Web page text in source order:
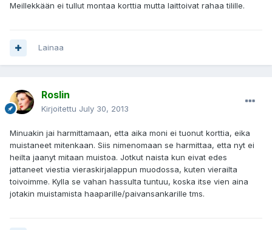
Meillekkään ei tullut montaa korttia mutta laittoivat rahaa tilille.
Lainaa
Roslin
Kirjoitettu July 30, 2013
Minuakin jai harmittamaan, etta aika moni ei tuonut korttia, eika
muistaneet mitenkaan. Siis nimenomaan se harmittaa, etta nyt ei
heilta jaanyt mitaan muistoa. Jotkut naista kun eivat edes
jattaneet viestia vieraskirjalappun muodossa, kuten vierailta
toivoimme. Kylla se vahan hassulta tuntuu, koska itse vien aina
jotakin muistamista haaparille/paivansankarille tms.